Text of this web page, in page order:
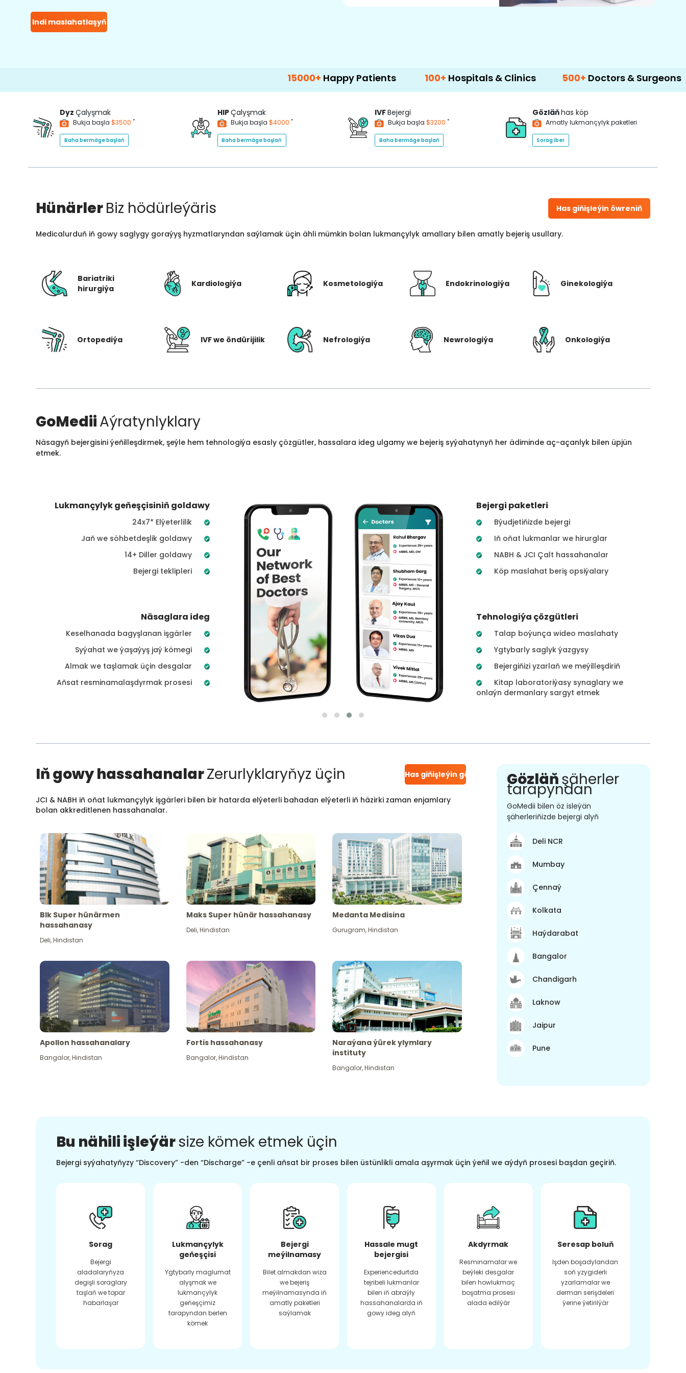
Indi maslahatlaşyň
Happy Patients 100+ Hospitals & Clinics 500+ Doctors & Surgeons 14+
Dyz Çalyşmak
Bukja başla $3500 *
Baha bermäge başlaň
HIPÇalyşmak
Bukja başla $4000 *
Baha bermäge başlaň
IVFBejergi
Bukja başla $3200 *
Baha bermäge başlaň
Gözläňhas köp
Amatly lukmançylyk paketleri
Sorag iber
HünärlerBiz hödürleýäris Has giňişleýin öwreniň
Medicalurduň iň gowy saglygy goraýyş hyzmatlaryndan saýlamak üçin ähli mümkin bolan lukmançylyk amallary bilen amatly bejeriş usullary.
Bariatriki
hirurgiýa
Kardiologiýa Kosmetologiýa Endokrinologiýa Ginekologiýa
Ortopediýa IVF we öndürijilik Nefrologiýa Newrologiýa Onkologiýa
GoMediiAýratynlyklary
Näsagyň bejergisini ýeňilleşdirmek, şeýle hem tehnologiýa esasly çözgütler, hassalara ideg ulgamy we bejeriş syýahatynyň her ädiminde aç-açanlyk bilen üpjün
etmek.
Lukmançylyk geňeşçisiniň goldawy
24x7* Elýeterlilik
Jaň we söhbetdeşlik goldawy
14+ Diller goldawy
Bejergi teklipleri
Näsaglara ideg
Keselhanada bagyşlanan işgärler
Syýahat we ýaşaýyş jaý kömegi
Almak we taşlamak üçin desgalar
Aňsat resminamalaşdyrmak prosesi
Bejergi paketleri
Býudjetiňizde bejergi
Iň oňat lukmanlar we hirurglar
NABH & JCI Çalt hassahanalar
Köp maslahat beriş opsiýalary
Tehnologiýa çözgütleri
Talap boýunça wideo maslahaty
Ygtybarly saglyk ýazgysy
Bejergiňizi yzarlaň we meýilleşdiriň
Kitap laboratoriýasy synaglary we
onlaýn dermanlary sargyt etmek
Iň gowy hassahanalarZerurlyklaryňyz üçin Has giňişleýin gör
JCI & NABH iň oňat lukmançylyk işgärleri bilen bir hatarda elýeterli bahadan elýeterli iň häzirki zaman enjamlary
bolan akkreditlenen hassahanalar.
Blk Super hünärmen
hassahanasy
Deli,Hindistan
Maks Super hünär hassahanasy
Deli,Hindistan
Medanta Medisina
Gurugram,Hindistan
Apollon hassahanalary
Bangalor,Hindistan
Fortis hassahanasy
Bangalor,Hindistan
Naraýana ýürek ylymlary
instituty
Bangalor,Hindistan
Gözläňşäherler
tarapyndan
GoMedii bilen öz isleýän
şäherleriňizde bejergi alyň
Deli NCR
Mumbay
Çennaý
Kolkata
Haýdarabat
Bangalor
Chandigarh
Laknow
Jaipur
Pune
Bu nähili işleýärsize kömek etmek üçin
Bejergi syýahatyňyzy “Discovery” -den “Discharge” -e çenli aňsat bir proses bilen üstünlikli amala aşyrmak üçin ýeňil we aýdyň prosesi başdan geçiriň.
Sorag
Bejergi
aladalaryňyza
degişli soraglary
taşlaň we topar
habarlaşar
Lukmançylyk
geňeşçisi
Ygtybarly maglumat
alyşmak we
lukmançylyk
geňeşçimiz
tarapyndan berlen
kömek
Bejergi
meýilnamasy
Bilet almakdan wiza
we bejeriş
meýilnamasynda iň
amatly paketleri
saýlamak
Hassale mugt
bejergisi
Experiencedurtda
tejribeli lukmanlar
bilen iň abraýly
hassahanalarda iň
gowy ideg alyň
Akdyrmak
Resminamalar we
beýleki desgalar
bilen howlukmaç
boşatma prosesi
alada edilýär
Seresap boluň
Işden boşadylandan
soň yzygiderli
yzarlamalar we
derman serişdeleri
ýerine ýetirilýär